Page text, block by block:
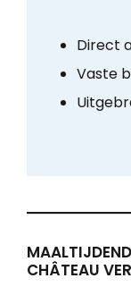
Direct
Vaste
CHÂTEAU